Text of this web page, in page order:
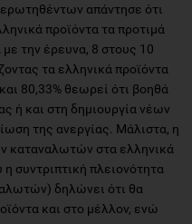
απάντησε ότι
προϊόντα τα προτιμά
την έρευνα, 8 στους 10
τα ελληνικά προϊόντα
80,33% θεωρεί ότι βοηθά
ή και στη δημιουργία νέων
της ανεργίας. Μάλιστα, η
καταναλωτών στα ελληνικά
συντριπτική πλειονότητα
δηλώνει ότι θα
και στο μέλλον, ενώ